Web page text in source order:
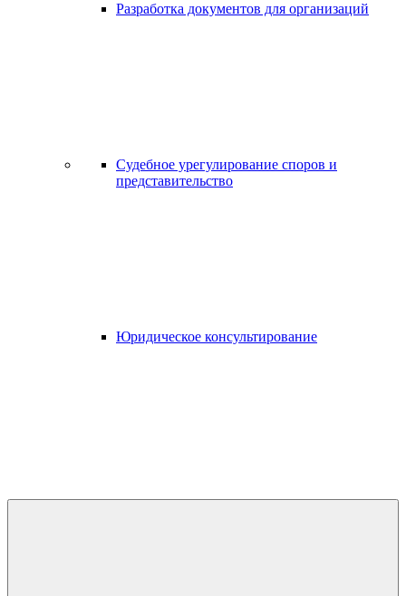
Разработка документов для организаций
Судебное урегулирование споров и
представительство
Юридическое консультирование